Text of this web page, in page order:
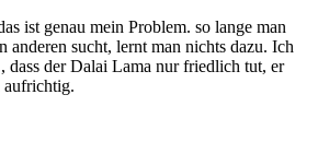
ist genau mein Problem. so lange man
anderen sucht, lernt man nichts dazu. Ich
dass der Dalai Lama nur friedlich tut, er
aufrichtig.